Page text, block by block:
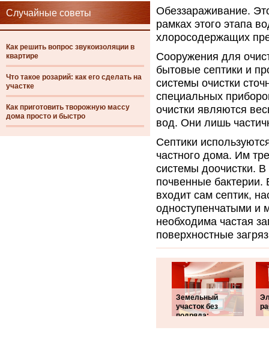
Случайные советы
Как решить вопрос звукоизоляции в
квартире
Что такое розарий: как его сделать на
участке
Как приготовить творожную массу
дома просто и быстро
Обеззараживание.
рамках этого этапа
хлоросодержащих
Сооружения для
бытовые септики и
системы очистки
специальных
очистки являются
вод. Они лишь
Септики
частного дома. Им
системы доочистки. В
почвенные бактерии.
входит сам септик,
одноступенчатыми и
необходима частая
поверхностные
Земельный
участок без
подряда: